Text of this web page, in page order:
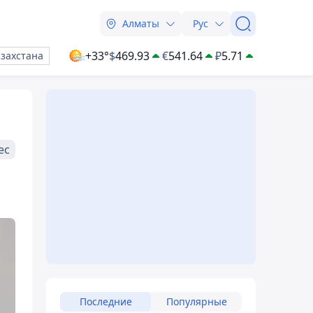
Алматы Рус
+33°$469.93 €541.64 ₽5.71
Последние Популярные